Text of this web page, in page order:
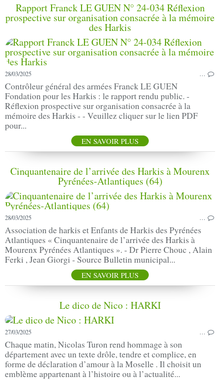
Rapport Franck LE GUEN N° 24-034 Réflexion
prospective sur organisation consacrée à la mémoire
des Harkis
28/03/2025 …
Contrôleur général des armées Franck LE GUEN
Fondation pour les Harkis : le rapport rendu public. -
Réflexion prospective sur organisation consacrée à la
mémoire des Harkis - - Veuillez cliquer sur le lien PDF
pour...
EN SAVOIR PLUS
Cinquantenaire de l’arrivée des Harkis à Mourenx
Pyrénées-Atlantiques (64)
28/03/2025 …
Association de harkis et Enfants de Harkis des Pyrénées
Atlantiques « Cinquantenaire de l’arrivée des Harkis à
Mourenx Pyrénées Atlantiques ». - Dr Pierre Chouc , Alain
Ferki , Jean Giorgi - Source Bulletin municipal...
EN SAVOIR PLUS
Le dico de Nico : HARKI
27/03/2025 …
Chaque matin, Nicolas Turon rend hommage à son
département avec un texte drôle, tendre et complice, en
forme de déclaration d’amour à la Moselle . Il choisit un
emblème appartenant à l’histoire ou à l’actualité...